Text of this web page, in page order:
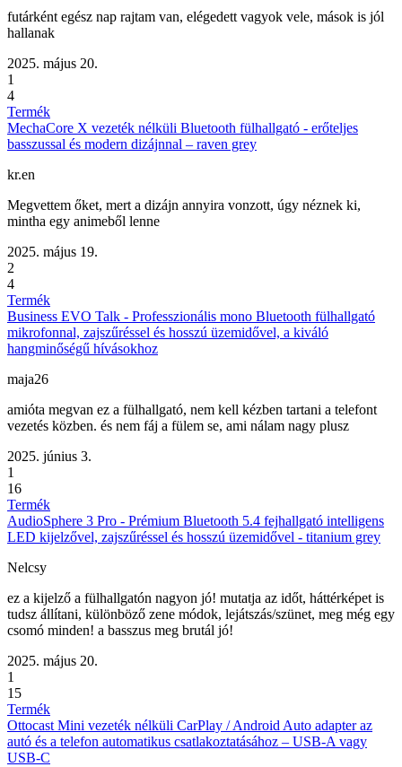
futárként egész nap rajtam van, elégedett vagyok vele, mások is jól
hallanak
2025. május 20.
1
4
Termék
MechaCore X vezeték nélküli Bluetooth fülhallgató - erőteljes
basszussal és modern dizájnnal – raven grey
kr.en
Megvettem őket, mert a dizájn annyira vonzott, úgy néznek ki,
mintha egy animeből lenne
2025. május 19.
2
4
Termék
Business EVO Talk - Professzionális mono Bluetooth fülhallgató
mikrofonnal, zajszűréssel és hosszú üzemidővel, a kiváló
hangminőségű hívásokhoz
maja26
amióta megvan ez a fülhallgató, nem kell kézben tartani a telefont
vezetés közben. és nem fáj a fülem se, ami nálam nagy plusz
2025. június 3.
1
16
Termék
AudioSphere 3 Pro - Prémium Bluetooth 5.4 fejhallgató intelligens
LED kijelzővel, zajszűréssel és hosszú üzemidővel - titanium grey
Nelcsy
ez a kijelző a fülhallgatón nagyon jó! mutatja az időt, háttérképet is
tudsz állítani, különböző zene módok, lejátszás/szünet, meg még egy
csomó minden! a basszus meg brutál jó!
2025. május 20.
1
15
Termék
Ottocast Mini vezeték nélküli CarPlay / Android Auto adapter az
autó és a telefon automatikus csatlakoztatásához – USB-A vagy
USB-C